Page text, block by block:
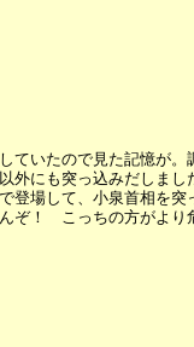
いたので見た記憶が。
外にも突っ込みだしま
登場して、小泉首相を
ぞ！ こっちの方がより